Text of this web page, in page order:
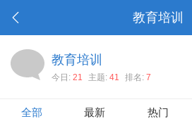
教育培训
教育培训
今日: 21 主题: 41 排名: 7
全部 最新 热门